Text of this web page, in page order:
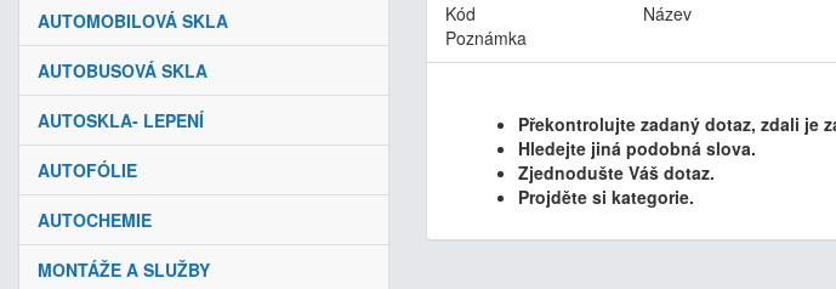
AUTOMOBILOVÁ SKLA
AUTOBUSOVÁ SKLA
AUTOSKLA- LEPENÍ
AUTOFÓLIE
AUTOCHEMIE
MONTÁŽE A SLUŽBY
Kód
Název
Poznámka
Překontrolujte zadaný dotaz, zdali je
Hledejte jiná podobná slova.
Zjednodušte Váš dotaz.
Projděte si kategorie.